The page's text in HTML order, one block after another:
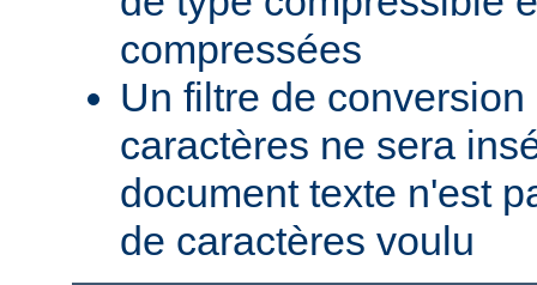
compressées
Un filtre de
caractères ne sera
document texte n'est
de caractères voulu